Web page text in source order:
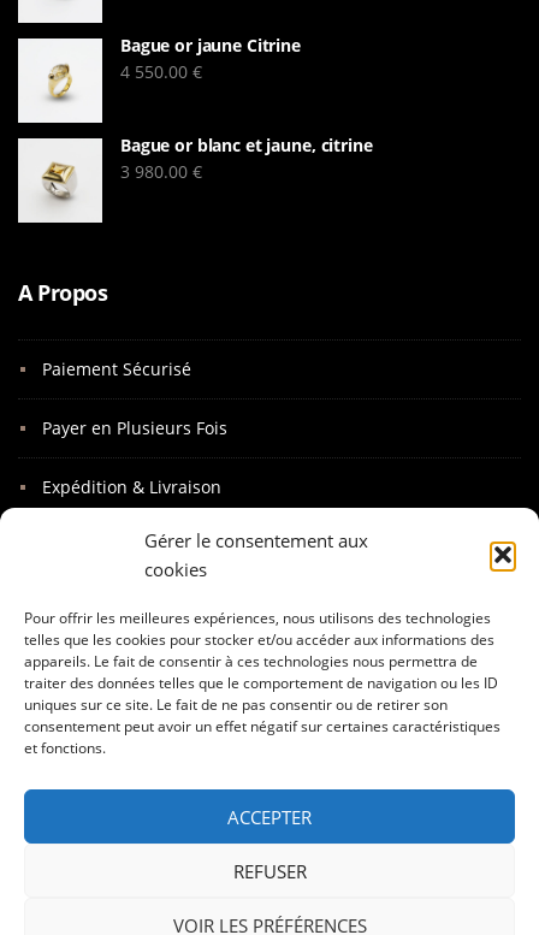
Gérer le consentement aux
cookies
Pour offrir les meilleures expériences, nous utilisons des technologies
telles que les cookies pour stocker et/ou accéder aux informations des
appareils. Le fait de consentir à ces technologies nous permettra de
traiter des données telles que le comportement de navigation ou les ID
uniques sur ce site. Le fait de ne pas consentir ou de retirer son
consentement peut avoir un effet négatif sur certaines caractéristiques
et fonctions.
ACCEPTER
REFUSER
VOIR LES PRÉFÉRENCES
Bague or jaune Citrine
4 550.00 €
Bague or blanc et jaune, citrine
3 980.00 €
A Propos
Paiement Sécurisé
Payer en Plusieurs Fois
Expédition & Livraison
Paquet Cadeaux
Conditions Générales de Vente
Mentions Légales
Garantie